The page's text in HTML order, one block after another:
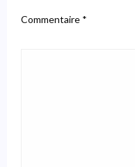
Commentaire *